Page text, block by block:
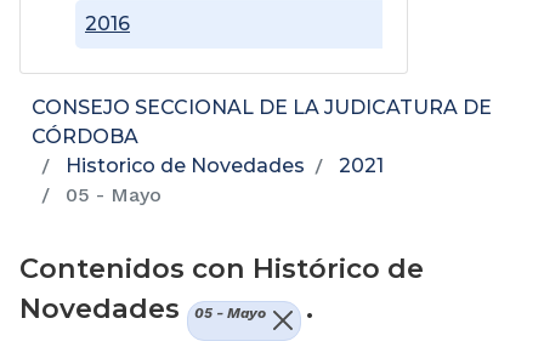
2016
CONSEJO SECCIONAL DE LA JUDICATURA DE
CÓRDOBA
Historico de Novedades
2021
05 - Mayo
Contenidos con Histórico de
Novedades
05 - Mayo .